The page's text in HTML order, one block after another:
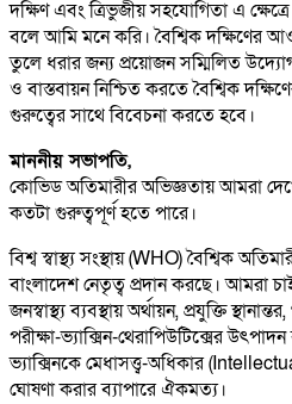
দক্ষিণ এবং ত্রিভুজীয় সহযোগিতা এ
বলে আমি মনে করি। বৈশ্বিক দক্ষিণের
তুলে ধরার জন্য প্রয়োজন সম্মিলিত
ও বাস্তবায়ন নিশ্চিত করতে বৈশ্বিক
গুরুত্বের সাথে বিবেচনা করতে হবে।
মাননীয় সভাপতি,
কোভিড অতিমারীর অভিজ্ঞতায় আমরা
কতটা গুরুত্বপূর্ণ হতে পারে।
বিশ্ব স্বাস্থ্য সংস্থায় (WHO) বৈশ্বিক
বাংলাদেশ নেতৃত্ব প্রদান করছে। আমরা
জনস্বাস্থ্য ব্যবস্থায় অর্থায়ন, প্রযুক্তি
পরীক্ষা-ভ্যাক্সিন-থেরাপিউটিক্সের
ভ্যাক্সিনকে মেধাসত্ত্ব-অধিকার
ঘোষণা করার ব্যাপারে ঐকমত্য।